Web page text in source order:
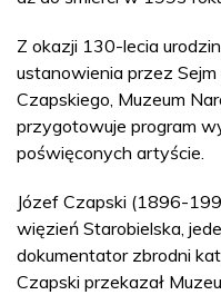
Z okazji 130-lecia
ustanowienia przez
Czapskiego, Muzeum
przygotowuje program
poświęconych artyście.
Józef Czapski (1896-
więzień Starobielska,
dokumentator zbrodni
Czapski przekazał